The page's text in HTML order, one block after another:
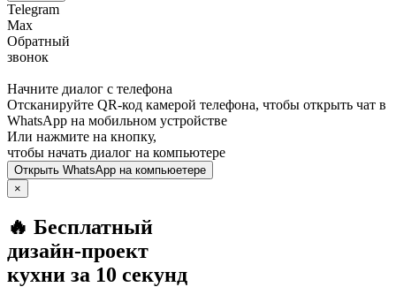
Telegram
Max
Обратный
звонок
Начните диалог с телефона
Отсканируйте QR-код камерой телефона, чтобы открыть чат в
WhatsApp на мобильном устройстве
Или нажмите на кнопку,
чтобы начать диалог на компьютере
Открыть WhatsApp на компьюетере
×
🔥 Бесплатный
дизайн-проект
кухни за 10 секунд